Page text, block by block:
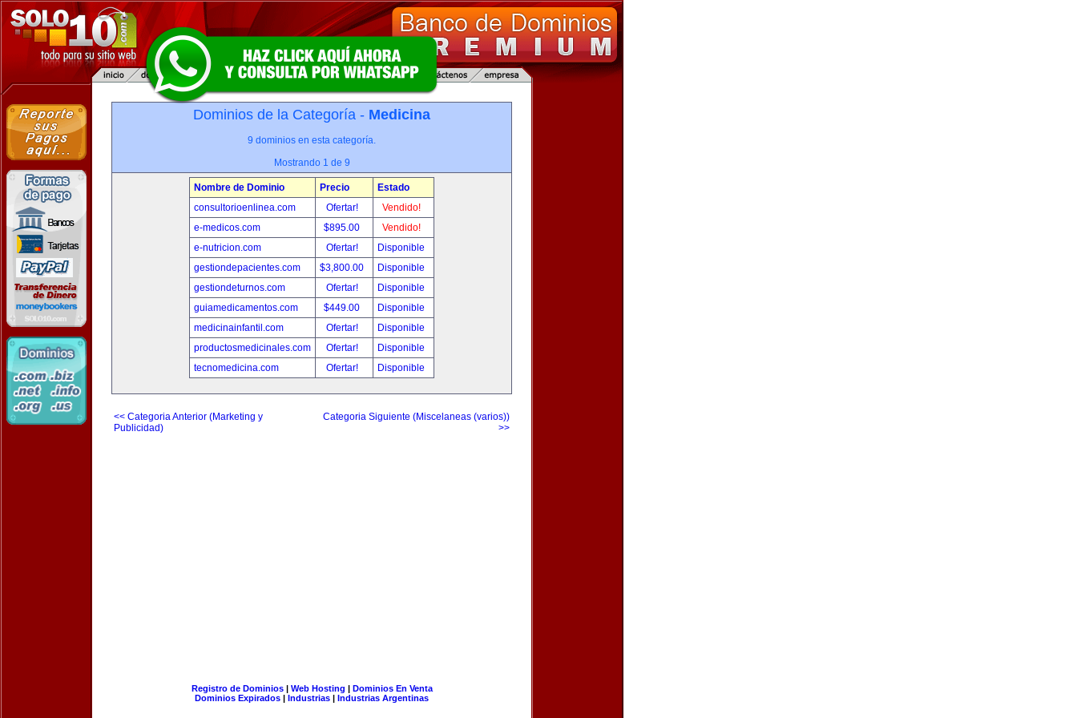
Dominios de la Categoría - Medicina
9 dominios en esta categoría.
Mostrando 1 de 9
Nombre de Dominio Precio
Estado
consultorioenlinea.com
Ofertar!
Vendido!
e-medicos.com
$895.00
Vendido!
e-nutricion.com
Ofertar!
Disponible
gestiondepacientes.com
$3,800.00
Disponible
gestiondeturnos.com
Ofertar!
Disponible
guiamedicamentos.com
$449.00
Disponible
medicinainfantil.com
Ofertar!
Disponible
productosmedicinales.com
Ofertar!
Disponible
tecnomedicina.com
Ofertar! Disponible
<< Categoria Anterior (Marketing y
Publicidad)
Categoria Siguiente (Miscelaneas (varios))
>>
Registro de Dominios| Web Hosting | Dominios En Venta
Dominios Expirados | Industrias | Industrias Argentinas